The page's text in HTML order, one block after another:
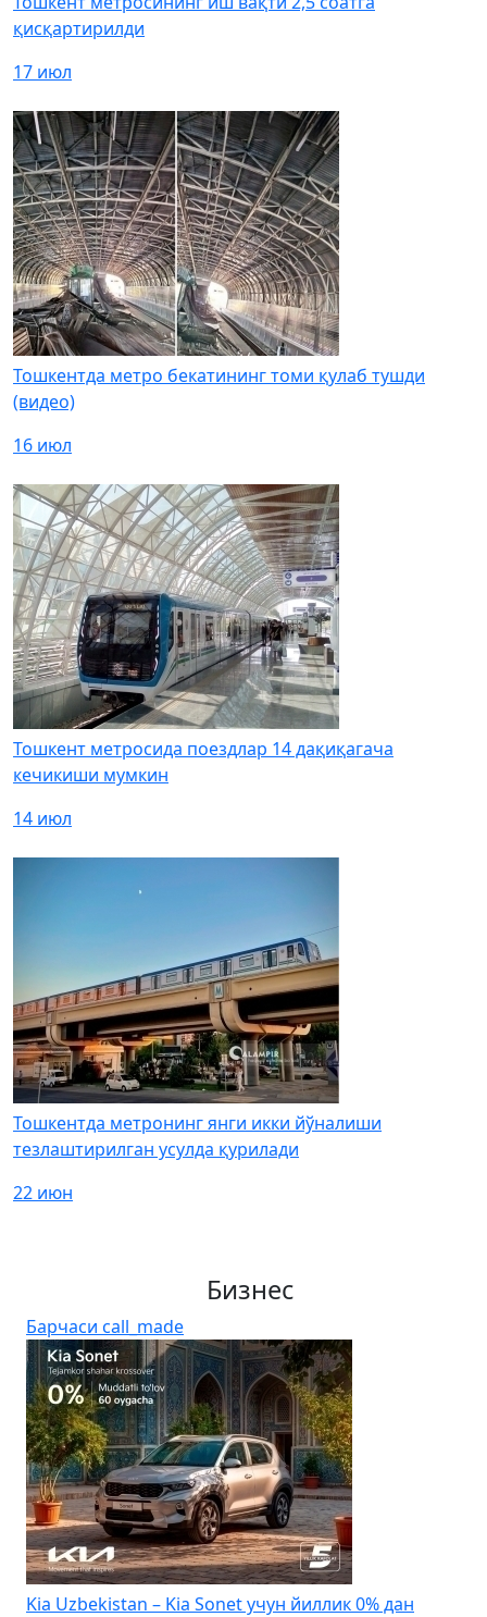
қисқартирилди
17 июл
Тошкентда метро бекатининг томи қулаб тушди
(видео)
16 июл
Тошкент метросида поездлар 14 дақиқагача
кечикиши мумкин
14 июл
Тошкентда метронинг янги икки йўналиши
тезлаштирилган усулда қурилади
22 июн
Бизнес
Барчаси call_made
Kia Uzbekistan – Kia Sonet учун йиллик 0% дан